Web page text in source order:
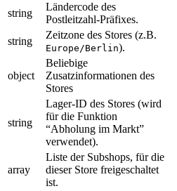
string
Ländercode des
Postleitzahl-Präfixes.
string
Zeitzone des Stores (z.B.
Europe/Berlin).
object
Beliebige
Zusatzinformationen des
Stores
string
Lager-ID des Stores (wird
für die Funktion
“Abholung im Markt”
verwendet).
array
Liste der Subshops, für die
dieser Store freigeschaltet
ist.